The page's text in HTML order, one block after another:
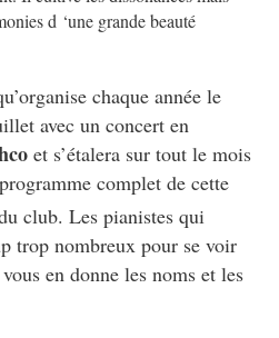
d ‘une grande beauté
chaque année le
avec un concert en
et s’étalera sur tout le mois
complet de cette
club. Les pianistes qui
trop nombreux pour se voir
en donne les noms et les